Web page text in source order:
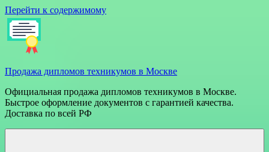
Перейти к содержимому
Продажа дипломов техникумов в Москве
Официальная продажа дипломов техникумов в Москве.
Быстрое оформление документов с гарантией качества.
Доставка по всей РФ